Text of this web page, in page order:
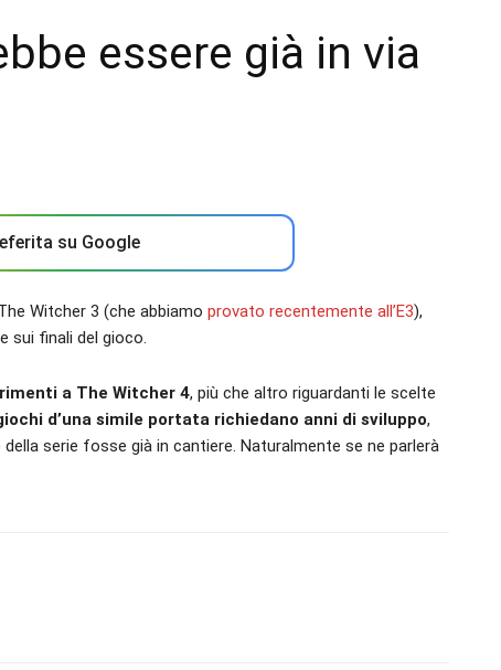
essere già in via
su Google
Witcher 3 (che abbiamo provato recentemente all’E3),
sui finali del gioco.
a The Witcher 4, più che altro riguardanti le scelte
d’una simile portata richiedano anni di sviluppo,
serie fosse già in cantiere. Naturalmente se ne parlerà